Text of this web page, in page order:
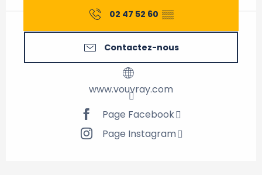
02 47 52 60 ▒▒
Contactez-nous
www.vouvray.com
Page Facebook
Page Instagram